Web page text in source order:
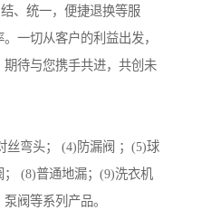
、统一，便捷退换等服
一切从客户的利益出发，
待与您携手共进，共创未
丝弯头； (4)防漏阀 ；(5)球
(8)普通地漏；(9)洗衣机
阀等系列产品。